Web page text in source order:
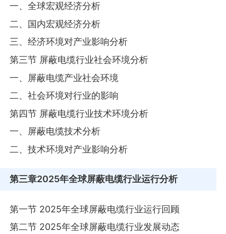
一、全球宏观经济分析
二、国内宏观经济分析
三、经济环境对产业影响分析
第三节 屏蔽电缆行业社会环境分析
一、屏蔽电缆产业社会环境
二、社会环境对行业的影响
第四节 屏蔽电缆行业技术环境分析
一、屏蔽电缆技术分析
二、技术环境对产业影响分析
第三章2025年全球屏蔽电缆行业运行分析
第一节 2025年全球屏蔽电缆行业运行回顾
第二节 2025年全球屏蔽电缆行业发展动态